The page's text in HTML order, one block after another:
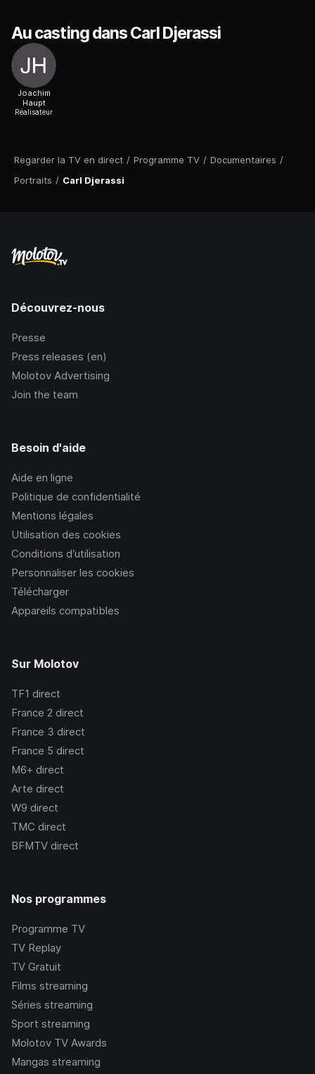
Regarder la TV en direct / Programme TV / Documentaires /
Portraits / Carl Djerassi
Au casting dans Carl Djerassi
Joachim
Haupt
Réalisateur
Découvrez-nous
Presse
Press releases (en)
Molotov Advertising
Join the team
Besoin d'aide
Aide en ligne
Politique de confidentialité
Mentions légales
Utilisation des cookies
Conditions d’utilisation
Personnaliser les cookies
Télécharger
Appareils compatibles
Sur Molotov
TF1 direct
France 2 direct
France 3 direct
France 5 direct
M6+ direct
Arte direct
W9 direct
TMC direct
BFMTV direct
Nos programmes
Programme TV
TV Replay
TV Gratuit
Films streaming
Séries streaming
Sport streaming
Molotov TV Awards
Mangas streaming